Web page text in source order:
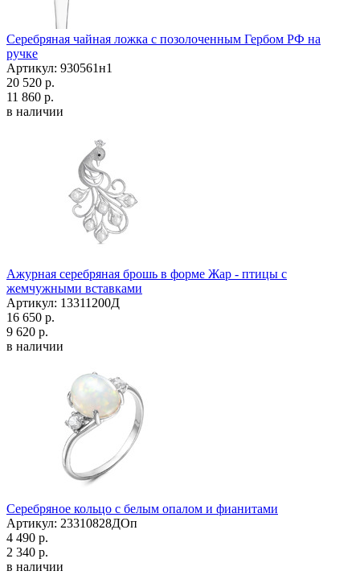
Серебряная чайная ложка с позолоченным Гербом РФ на
ручке
Артикул: 930561н1
20 520 р.
11 860 р.
в наличии
Ажурная серебряная брошь в форме Жар - птицы с
жемчужными вставками
Артикул: 13311200Д
16 650 р.
9 620 р.
в наличии
Серебряное кольцо с белым опалом и фианитами
Артикул: 23310828ДОп
4 490 р.
2 340 р.
в наличии